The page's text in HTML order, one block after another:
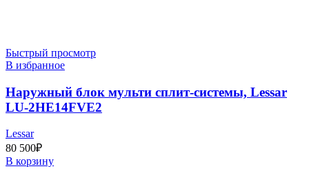
Быстрый просмотр
В избранное
Наружный блок мульти сплит-системы, Lessar
LU-2HE14FVE2
Lessar
80 500₽
В корзину